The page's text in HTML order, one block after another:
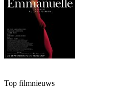
Top filmnieuws